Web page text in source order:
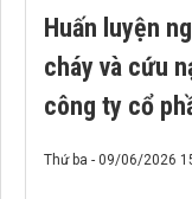
Huấn luyện
cháy và cứu
công ty cổ
Thứ ba - 09/06/2026